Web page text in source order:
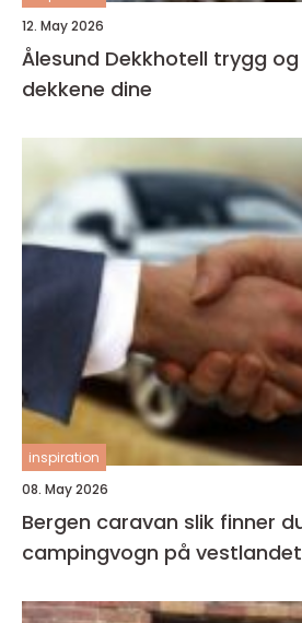
12. May 2026
Ålesund Dekkhotell trygg og enkel lagring av
dekkene dine
inspiration
08. May 2026
Bergen caravan slik finner du riktig bobil og
campingvogn på vestlandet